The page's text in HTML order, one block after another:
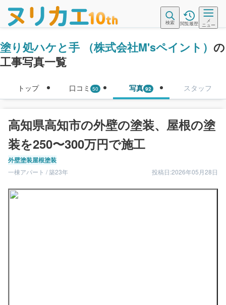
検索 閲覧履歴
メ
ニュー
塗り処ハケと手 （株式会社M'sペイント） の
工事写真一覧
トップ 口コミ 50 写真 92 スタッフ
高知県高知市の外壁の塗装、屋根の塗
装を250〜300万円で施工
外壁塗装屋根塗装
一棟アパート / 築23年 投稿日:2026年05月28日